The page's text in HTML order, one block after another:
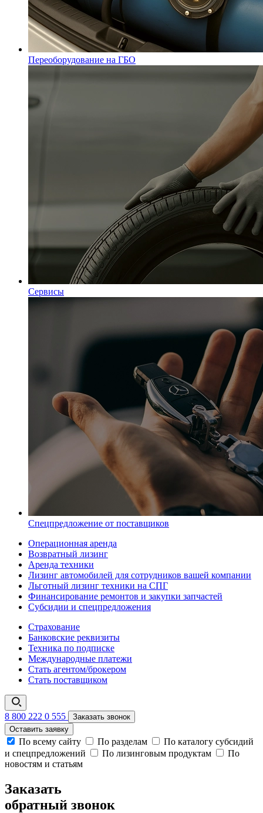
Переоборудование на ГБО
Сервисы
Спецпредложение от поставщиков
Операционная аренда
Возвратный лизинг
Аренда техники
Лизинг автомобилей для сотрудников вашей компании
Льготный лизинг техники на СПГ
Финансирование ремонтов и закупки запчастей
Субсидии и спецпредложения
Страхование
Банковские реквизиты
Техника по подписке
Международные платежи
Стать агентом/брокером
Стать поставщиком
8 800 222 0 555
Заказать звонок
Оставить заявку
По всему сайту По разделам
По каталогу субсидий
и спецпредложений
По лизинговым продуктам
По
новостям и статьям
Заказать
обратный звонок